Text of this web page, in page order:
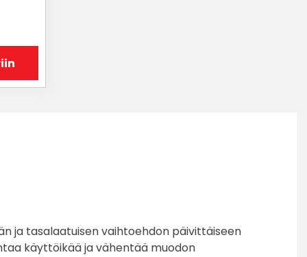
ja tasalaatuisen vaihtoehdon päivittäiseen
käyttöikää ja vähentää muodon